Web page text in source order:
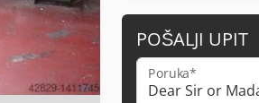
POŠALJI UPIT
Poruka*